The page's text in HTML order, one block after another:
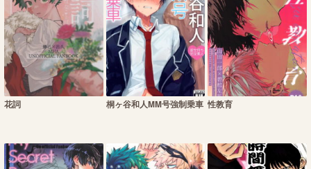
花詞 桐ヶ谷和人MM号強制乗車 性教育